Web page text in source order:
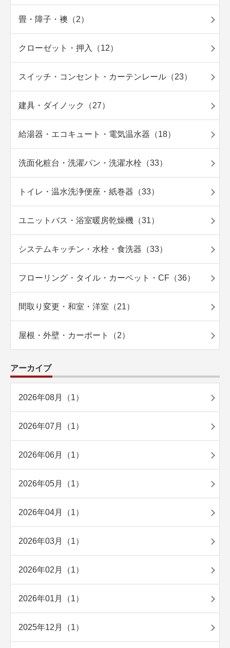
畳・障子・襖（2）
クローゼット・押入（12）
スイッチ・コンセント・カーテンレール（23）
建具・ダイノック（27）
給湯器・エコキュート・電気温水器（18）
洗面化粧台・洗濯パン・洗濯水栓（33）
トイレ・温水洗浄便座・紙巻器（33）
ユニットバス・浴室暖房乾燥機（31）
システムキッチン・水栓・食洗器（33）
フローリング・タイル・カーペット・CF（36）
間取り変更・和室・洋室（21）
屋根・外壁・カーポート（2）
アーカイブ
2026年08月（1）
2026年07月（1）
2026年06月（1）
2026年05月（1）
2026年04月（1）
2026年03月（1）
2026年02月（1）
2026年01月（1）
2025年12月（1）